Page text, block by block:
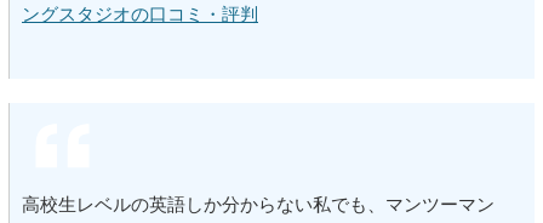
ングスタジオの口コミ・評判
高校生レベルの英語しか分からない私でも、マンツーマン